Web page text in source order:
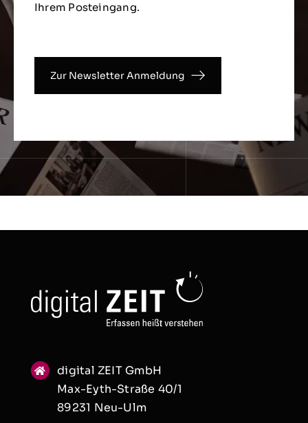
Ihrem Posteingang.
Zur Newsletter Anmeldung
digital ZEIT GmbH
Max-Eyth-Straße 40/1
89231 Neu-Ulm